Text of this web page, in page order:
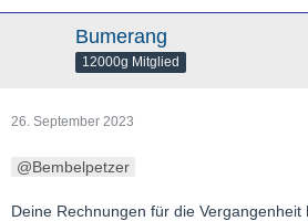
Bumerang
12000g Mitglied
26. September 2023
Bembelpetzer
Deine Rechnungen für die